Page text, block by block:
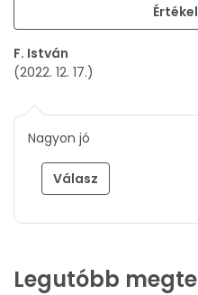
F. István
(2022. 12. 17.)
Nagyon jó
Válasz
Legutóbb